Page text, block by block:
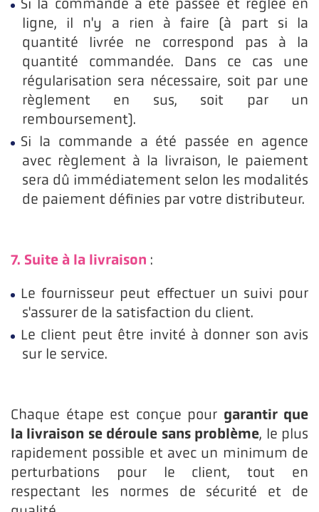
Si la commande a été passée et réglée en
ligne, il n'y a rien à faire (à part si la
quantité livrée ne correspond pas à la
quantité commandée. Dans ce cas une
régularisation sera nécessaire, soit par une
règlement en sus, soit par un
remboursement).
Si la commande a été passée en agence
avec règlement à la livraison, le paiement
sera dû immédiatement selon les modalités
de paiement définies par votre distributeur.
7. Suite à la livraison :
Le fournisseur peut effectuer un suivi pour
s'assurer de la satisfaction du client.
Le client peut être invité à donner son avis
sur le service.
Chaque étape est conçue pour garantir que
la livraison se déroule sans problème, le plus
rapidement possible et avec un minimum de
perturbations pour le client, tout en
respectant les normes de sécurité et de